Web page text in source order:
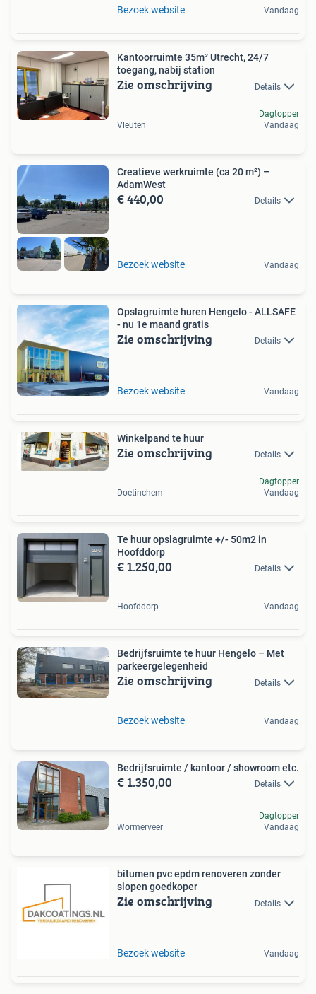
Bezoek website Vandaag
Kantoorruimte 35m² Utrecht, 24/7
toegang, nabij station
Zie omschrijving Details
Vleuten
Dagtopper
Vandaag
Creatieve werkruimte (ca 20 m²) –
AdamWest
€ 440,00 Details
Bezoek website Vandaag
Opslagruimte huren Hengelo - ALLSAFE
- nu 1e maand gratis
Zie omschrijving Details
Bezoek website Vandaag
Winkelpand te huur
Zie omschrijving Details
Doetinchem
Dagtopper
Vandaag
Te huur opslagruimte +/- 50m2 in
Hoofddorp
€ 1.250,00 Details
Hoofddorp Vandaag
Bedrijfsruimte te huur Hengelo – Met
parkeergelegenheid
Zie omschrijving Details
Bezoek website Vandaag
Bedrijfsruimte / kantoor / showroom etc.
€ 1.350,00 Details
Wormerveer
Dagtopper
Vandaag
bitumen pvc epdm renoveren zonder
slopen goedkoper
Zie omschrijving Details
Bezoek website Vandaag